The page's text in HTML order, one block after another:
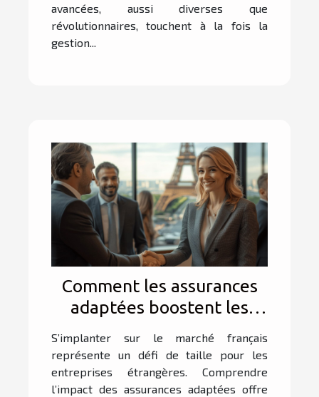
avancées, aussi diverses que
révolutionnaires, touchent à la fois la
gestion...
Comment les assurances
adaptées boostent les
affaires des entreprises
étrangères en France ?
S’implanter sur le marché français
représente un défi de taille pour les
entreprises étrangères. Comprendre
l’impact des assurances adaptées offre